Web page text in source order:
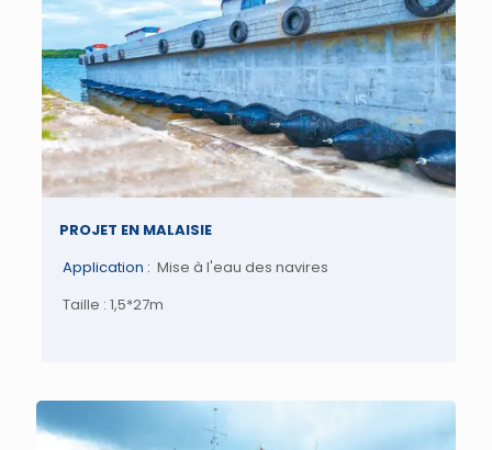
PROJET EN MALAISIE
Application : Mise à l'eau des navires
Taille : 1,5*27m